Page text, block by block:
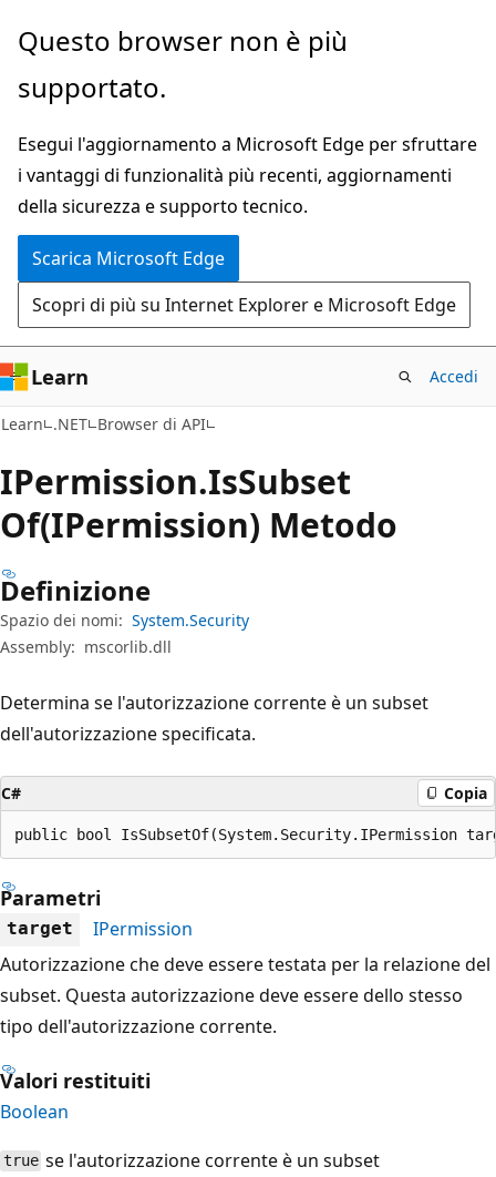
Ignora
passa
contenuto
principale
Passare
allo
spostamento
pagina
Questo browser non è più
supportato.
Esegui l'aggiornamento a Microsoft Edge per sfruttare
i vantaggi di funzionalità più recenti, aggiornamenti
della sicurezza e supporto tecnico.
Scarica Microsoft Edge
Scopri di più su Internet Explorer e Microsoft Edge
Learn Accedi
Learn .NET Browser di API
IPermission.IsSubset
Of(IPermission) Metodo
Definizione
Spazio dei nomi: System.Security
Assembly: mscorlib.dll
Determina se l'autorizzazione corrente è un subset
dell'autorizzazione specificata.
C# Copia
public bool IsSubsetOf(System.Security.IPermission
Parametri
target
IPermission
Autorizzazione che deve essere testata per la relazione del
subset. Questa autorizzazione deve essere dello stesso
tipo dell'autorizzazione corrente.
Valori restituiti
Boolean
true se l'autorizzazione corrente è un subset